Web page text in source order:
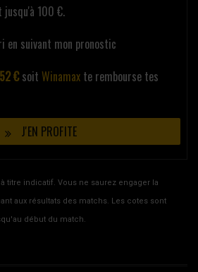
jusqu'à 100 €.
en suivant mon pronostic
€ soit Winamax te rembourse tes
J'EN PROFITE
titre indicatif. Vous ne saurez engager la
aux résultats des matchs. Les cotes sont
début du match.